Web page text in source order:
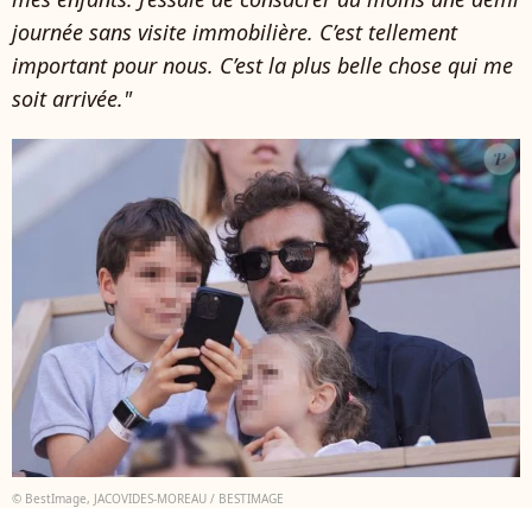
journée sans visite immobilière. C’est tellement
important pour nous. C’est la plus belle chose qui me
soit arrivée."
© BestImage, JACOVIDES-MOREAU / BESTIMAGE